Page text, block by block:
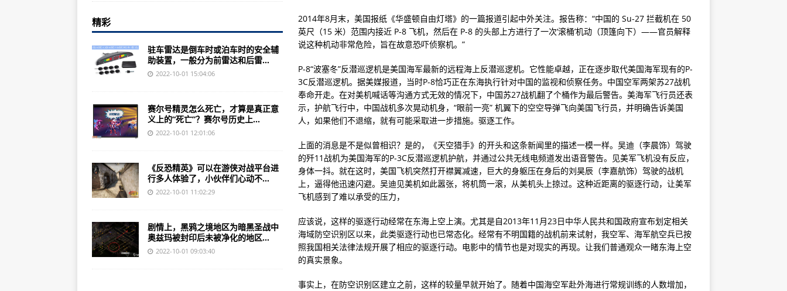
2014年8月末，美国报纸《华盛顿自由灯塔》的一篇报道引起中外关注。报告称：“中国的 Su-27 拦截机在 50
英尺（15 米）范围内接近 P-8 飞机，然后在 P-8 的头部上方进行了一次‘滚桶’机动（顶篷向下）——官员解释
说这种机动非常危险，旨在故意恐吓侦察机。”
P-8“波塞冬”反潜巡逻机是美国海军最新的远程海上反潜巡逻机。它性能卓越，正在逐步取代美国海军现有的P-
3C反潜巡逻机。据美媒报道，当时P-8恰巧正在东海执行针对中国的监视和侦察任务。中国空军两架苏27战机
奉命开走。在对美机喊话等沟通方式无效的情况下，中国苏27战机翻了个桶作为最后警告。美海军飞行员还表
示，护航飞行中，中国战机多次晃动机身，“眼前一亮” 机翼下的空空导弹飞向美国飞行员，并明确告诉美国
人，如果他们不退缩，就有可能采取进一步措施。驱逐工作。
上面的消息是不是似曾相识？是的，《天空猎手》的开头和这条新闻里的描述一模一样。吴迪（李晨饰）驾驶
的歼11战机为美国海军的P-3C反潜巡逻机护航，并通过公共无线电频道发出语音警告。见美军飞机没有反应，
身体一抖。就在这时，美国飞机突然打开襟翼减速，巨大的身躯压在身后的刘昊辰（李嘉航饰）驾驶的战机
上，逼得他迅速闪避。吴迪见美机如此嚣张，将机筒一滚，从美机头上掠过。这种近距离的驱逐行动，让美军
飞机感到了难以承受的压力，
应该说，这样的驱逐行动经常在东海上空上演。尤其是自2013年11月23日中华人民共和国政府宣布划定相关
海域防空识别区以来，此类驱逐行动也已常态化。经常有不明国籍的战机前来试射，我空军、海军航空兵已按
照我国相关法律法规开展了相应的驱逐行动。电影中的情节也是对现实的再现。让我们普通观众一睹东海上空
的真实景象。
事实上，在防空识别区建立之前，这样的较量早就开始了。随着中国海空军赴外海进行常规训练的人数增加，
精彩
驻车雷达是倒车时或泊车时的安全辅
助装置，一般分为前雷达和后雷...
2022-10-01 15:04:06
赛尔号精灵怎么死亡，才算是真正意
义上的“死亡”？赛尔号历史上...
2022-10-01 12:01:06
《反恐精英》可以在游侠对战平台进
行多人体验了，小伙伴们心动不...
2022-10-01 11:02:29
剧情上，黑鸦之境地区为暗黑圣战中
奥兹玛被封印后未被净化的地区...
2022-10-01 09:03:40